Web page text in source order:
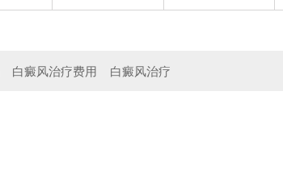
白癜风治疗费用 白癜风治疗